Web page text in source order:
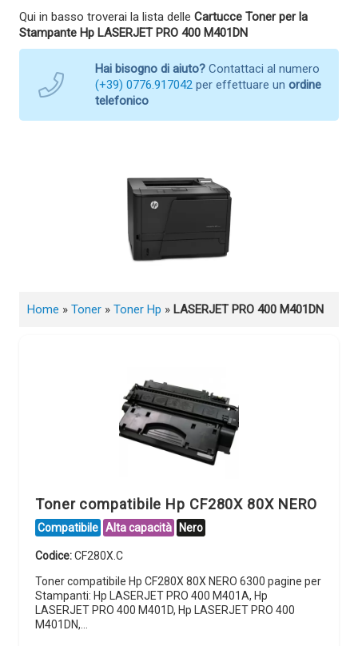
Qui in basso troverai la lista delle Cartucce Toner per la
Stampante Hp LASERJET PRO 400 M401DN
Hai bisogno di aiuto? Contattaci al numero
(+39) 0776.917042 per effettuare un ordine
telefonico
Home » Toner » Toner Hp » LASERJET PRO 400 M401DN
Toner compatibile Hp CF280X 80X NERO
Compatibile Alta capacità Nero
Codice:CF280X.C
Toner compatibile Hp CF280X 80X NERO 6300 pagine per
Stampanti: Hp LASERJET PRO 400 M401A, Hp
LASERJET PRO 400 M401D, Hp LASERJET PRO 400
M401DN,…